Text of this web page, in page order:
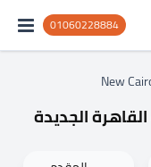
01060228884